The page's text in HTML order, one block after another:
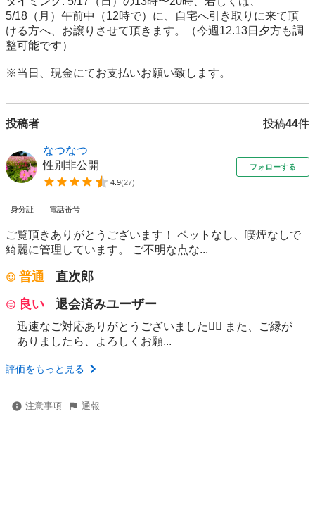
5/18（月）午前中（12時で）に、自宅へ引き取りに来て頂
ける方へ、お譲りさせて頂きます。（今週12.13日夕方も調
整可能です）
※当日、現金にてお支払いお願い致します。
投稿者 投稿44件
なつなつ
性別非公開
4.9(27)
フォローする
身分証 電話番号
ご覧頂きありがとうございます！ ペットなし、喫煙なしで
綺麗に管理しています。 ご不明な点な...
普通
直次郎
良い
退会済みユーザー
迅速なご対応ありがとうございました🙇‍♀ また、ご縁が
ありましたら、よろしくお願...
評価をもっと見る
注意事項 通報